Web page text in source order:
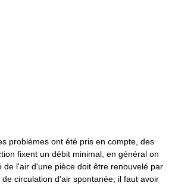
problèmes ont été pris en compte, des
fixent un débit minimal, en général on
de l'air d'une pièce doit être renouvelé par
circulation d'air spontanée, il faut avoir